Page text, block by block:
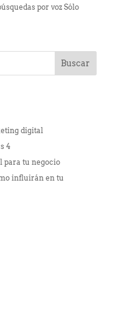
por voz Sólo
digital
4
para tu negocio
influirán en tu